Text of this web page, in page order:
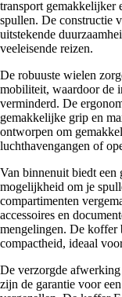
transport gemakkelijker
spullen. De constructie
uitstekende
veeleisende reizen.
De robuuste wielen
mobiliteit, waardoor de
verminderd. De
gemakkelijke grip en
ontworpen om
luchthavengangen of
Van binnenuit biedt een
mogelijkheid om je
compartimenten
accessoires en
mengelingen. De koffer
compactheid, ideaal
De verzorgde
zijn de garantie voor